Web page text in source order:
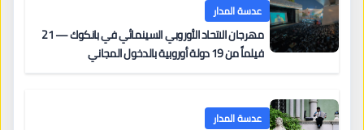
عدسة المدار
مهرجان الاتحاد الأوروبي السينمائي في بانكوك — 21
فيلماً من 19 دولة أوروبية بالدخول المجاني
عدسة المدار